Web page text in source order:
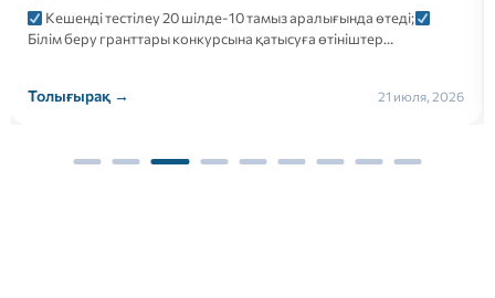
Кешенді тестілеу 20 шілде-10 тамыз аралығында өтеді;
Білім беру гранттары конкурсына қатысуға өтініштер…
Толығырақ → 21 июля, 2026